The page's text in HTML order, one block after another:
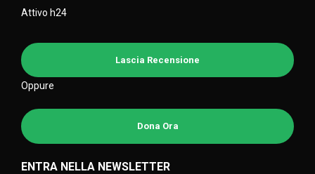
Attivo h24
Lascia Recensione
Oppure
Dona Ora
ENTRA NELLA NEWSLETTER